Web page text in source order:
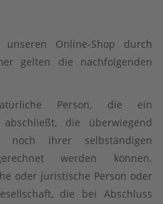
Online-Shop durch
gelten die nachfolgenden
Person, die ein
die überwiegend
noch ihrer selbständigen
werden können.
oder juristische Person oder
die bei Abschluss